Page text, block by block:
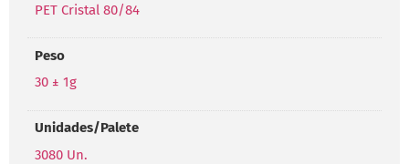
PET Cristal 80/84
Peso
30 ± 1g
Unidades/Palete
3080 Un.